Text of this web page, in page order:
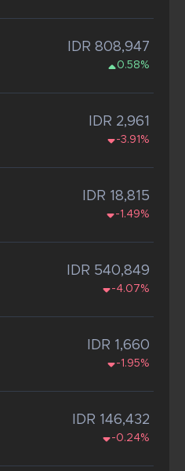
IDR 808,947
0.58%
IDR 2,961
-3.91%
IDR 18,815
-1.49%
IDR 540,849
-4.07%
IDR 1,660
-1.95%
IDR 146,432
-0.24%